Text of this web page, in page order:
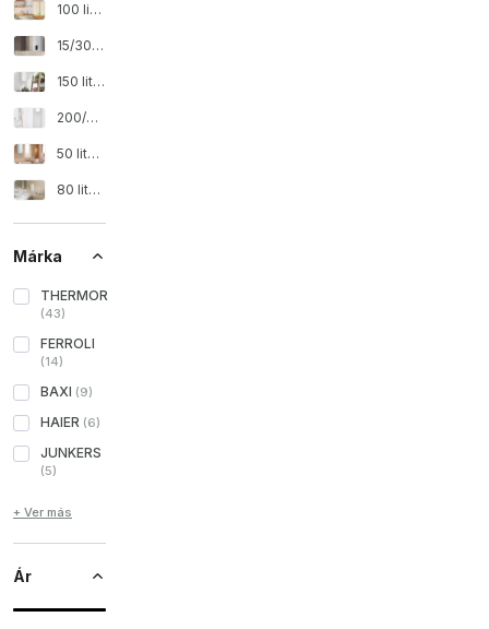
100 literes elektromos vízmelegítő
15/30 literes elektromos vízmelegítő
150 literes elektromos vízmelegítő
200/300 literes elektromos vízmelegítő
50 literes elektromos vízmelegítő
80 literes elektromos vízmelegítő
Márka
THERMOR
(43)
FERROLI
(14)
BAXI (9)
HAIER (6)
JUNKERS
(5)
+ Ver más
Ár